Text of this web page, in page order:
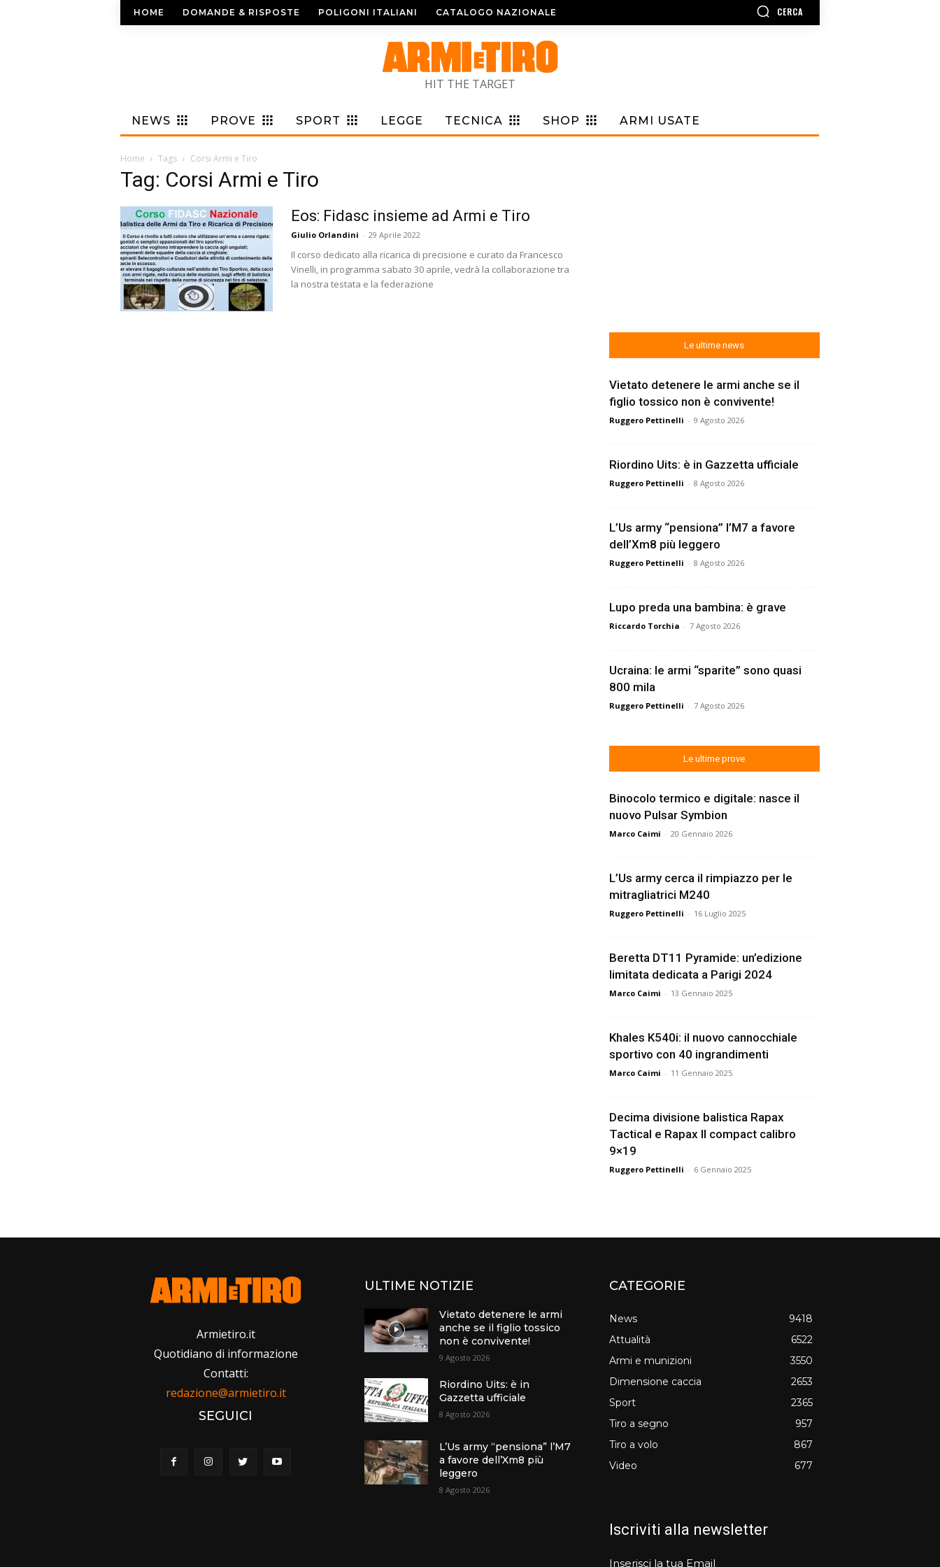
HOME DOMANDE & RISPOSTE POLIGONI ITALIANI CATALOGO NAZIONALE CERCA
HIT THE TARGET
NEWS PROVE SPORT LEGGE TECNICA SHOP ARMI USATE
Home Tags Corsi Armi e Tiro
Tag: Corsi Armi e Tiro
Eos: Fidasc insieme ad Armi e Tiro
Giulio Orlandini - 29 Aprile 2022
Il corso dedicato alla ricarica di precisione e curato da Francesco
Vinelli, in programma sabato 30 aprile, vedrà la collaborazione tra
la nostra testata e la federazione
Le ultime news
Vietato detenere le armi anche se il
figlio tossico non è convivente!
Ruggero Pettinelli - 9 Agosto 2026
Riordino Uits: è in Gazzetta ufficiale
Ruggero Pettinelli - 8 Agosto 2026
L’Us army “pensiona” l’M7 a favore
dell’Xm8 più leggero
Ruggero Pettinelli - 8 Agosto 2026
Lupo preda una bambina: è grave
Riccardo Torchia - 7 Agosto 2026
Ucraina: le armi “sparite” sono quasi
800 mila
Ruggero Pettinelli - 7 Agosto 2026
Le ultime prove
Binocolo termico e digitale: nasce il
nuovo Pulsar Symbion
Marco Caimi - 20 Gennaio 2026
L’Us army cerca il rimpiazzo per le
mitragliatrici M240
Ruggero Pettinelli - 16 Luglio 2025
Beretta DT11 Pyramide: un’edizione
limitata dedicata a Parigi 2024
Marco Caimi - 13 Gennaio 2025
Khales K540i: il nuovo cannocchiale
sportivo con 40 ingrandimenti
Marco Caimi - 11 Gennaio 2025
Decima divisione balistica Rapax
Tactical e Rapax II compact calibro
9×19
Ruggero Pettinelli - 6 Gennaio 2025
Armietiro.it
Quotidiano di informazione
Contatti:
redazione@armietiro.it
SEGUICI
ULTIME NOTIZIE
Vietato detenere le armi
anche se il figlio tossico
non è convivente!
9 Agosto 2026
Riordino Uits: è in
Gazzetta ufficiale
8 Agosto 2026
L’Us army “pensiona” l’M7
a favore dell’Xm8 più
leggero
8 Agosto 2026
CATEGORIE
News
9418
Attualità
6522
Armi e munizioni
3550
Dimensione caccia
2653
Sport
2365
Tiro a segno
957
Tiro a volo
867
Video
677
Iscriviti alla newsletter
Inserisci la tua Email